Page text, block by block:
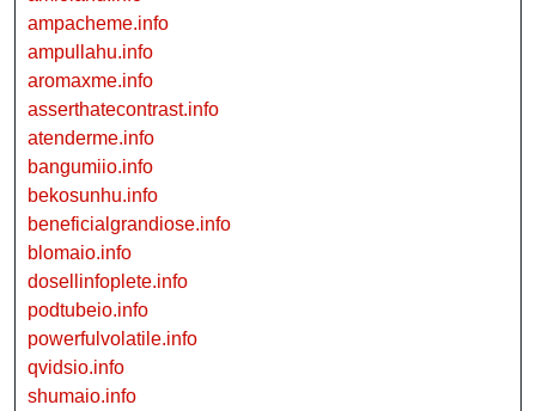
ampacheme.info
ampullahu.info
aromaxme.info
asserthatecontrast.info
atenderme.info
bangumiio.info
bekosunhu.info
beneficialgrandiose.info
blomaio.info
dosellinfoplete.info
podtubeio.info
powerfulvolatile.info
qvidsio.info
shumaio.info